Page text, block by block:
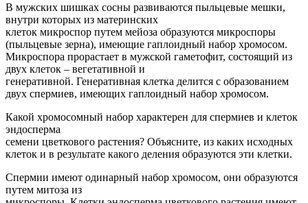
В мужских шишках сосны развиваются пыльцевые мешки,
внутри которых из материнских
клеток микроспор путем мейоза образуются микроспоры
(пыльцевые зерна), имеющие гаплоидный набор хромосом.
Микроспора прорастает в мужской гаметофит, состоящий из
двух клеток – вегетативной и
генеративной. Генеративная клетка делится с образованием
двух спермиев, имеющих гаплоидный набор хромосом.
Какой хромосомный набор характерен для спермиев и клеток
эндосперма
семени цветкового растения? Объясните, из каких исходных
клеток и в результате какого деления образуются эти клетки.
Спермии имеют одинарный набор хромосом, они образуются
путем митоза из